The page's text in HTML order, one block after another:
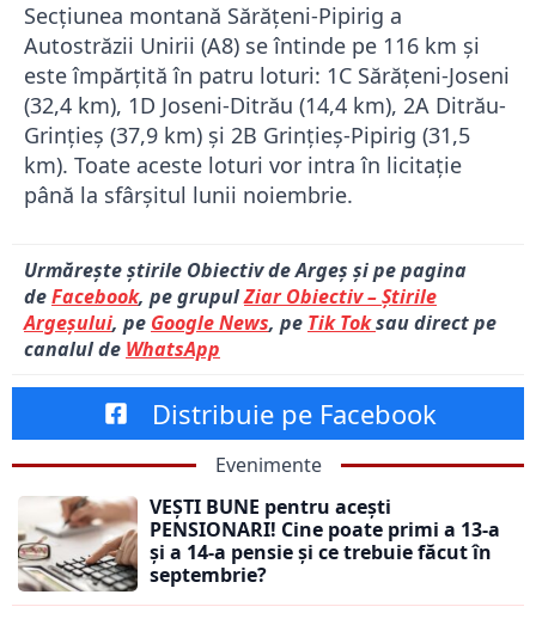
Secțiunea montană Sărățeni-Pipirig a
Autostrăzii Unirii (A8) se întinde pe 116 km și
este împărțită în patru loturi: 1C Sărățeni-Joseni
(32,4 km), 1D Joseni-Ditrău (14,4 km), 2A Ditrău-
Grințieș (37,9 km) și 2B Grințieș-Pipirig (31,5
km). Toate aceste loturi vor intra în licitație
până la sfârșitul lunii noiembrie.
Urmărește știrile Obiectiv de Argeș și pe pagina
deFacebook, pe grupulZiar Obiectiv – Știrile
Argeșului, pe Google News, pe Tik Toksau direct pe
canalul de WhatsApp
Distribuie pe Facebook
Evenimente
VEȘTI BUNE pentru acești
PENSIONARI! Cine poate primi a 13-a
și a 14-a pensie și ce trebuie făcut în
septembrie?